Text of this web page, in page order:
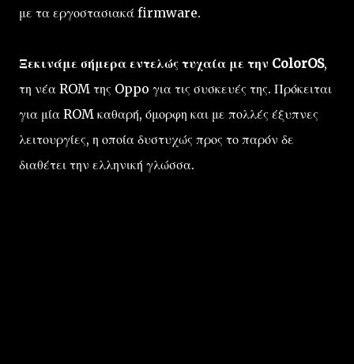
με τα εργοστασιακά firmware.
Ξεκινάμε σήμερα εντελώς τυχαία με την ColorOS,
τη νέα ROM της Oppo για τις συσκευές της. Πρόκειται
για μία ROM καθαρή, όμορφη και με πολλές έξυπνες
λειτουργίες, η οποία δυστυχώς προς το παρόν δε
διαθέτει την ελληνική γλώσσα.